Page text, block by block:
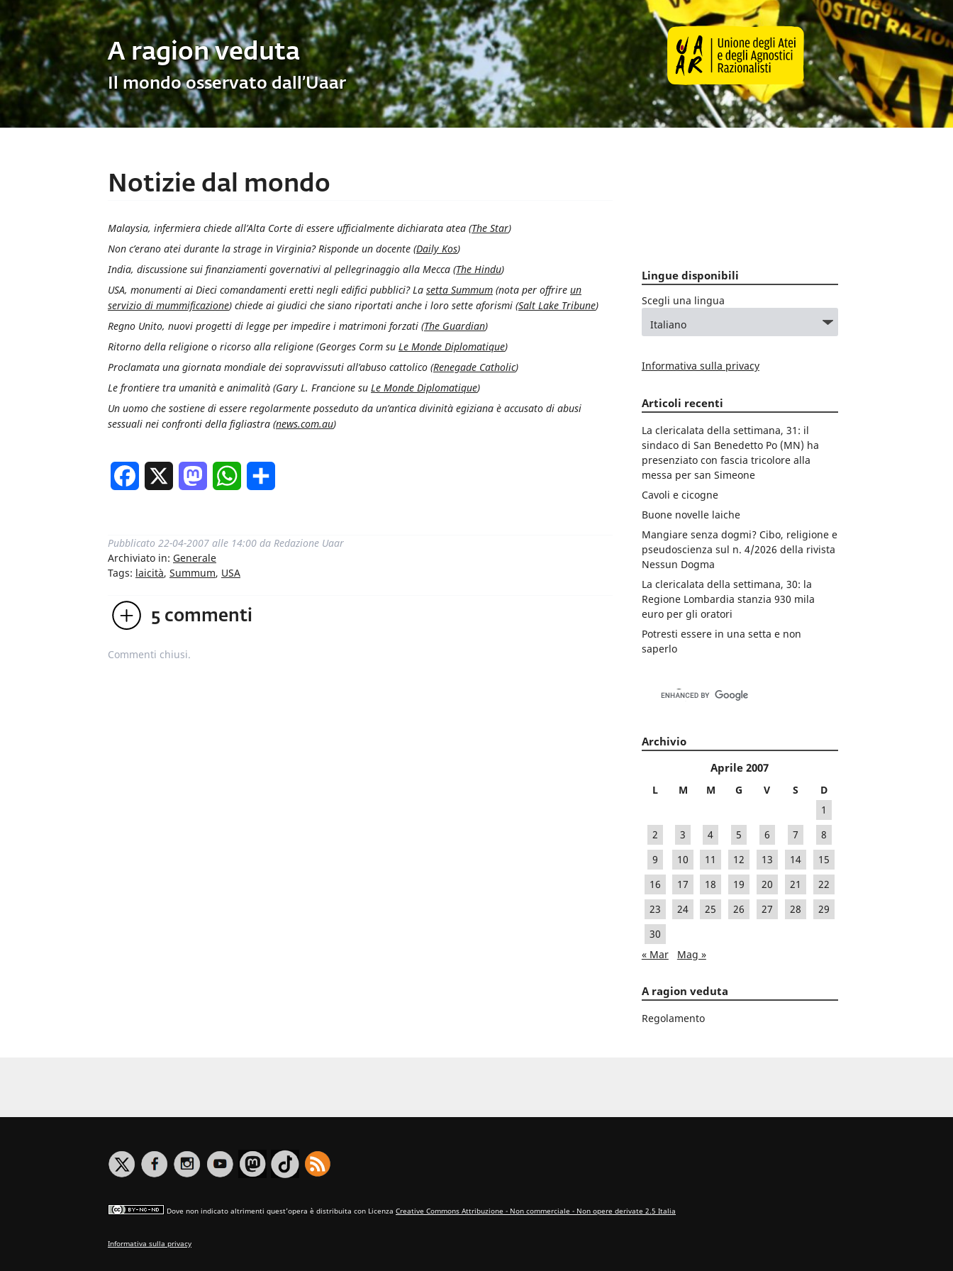
A ragion veduta
Il mondo osservato dall’Uaar
Notizie dal mondo
Malaysia, infermiera chiede all’Alta Corte di essere ufficialmente dichiarata atea (The Star)
Non c’erano atei durante la strage in Virginia? Risponde un docente (Daily Kos)
India, discussione sui finanziamenti governativi al pellegrinaggio alla Mecca (The Hindu)
USA, monumenti ai Dieci comandamenti eretti negli edifici pubblici? La setta Summum (nota per offrire un
servizio di mummificazione) chiede ai giudici che siano riportati anche i loro sette aforismi (Salt Lake Tribune)
Regno Unito, nuovi progetti di legge per impedire i matrimoni forzati (The Guardian)
Ritorno della religione o ricorso alla religione (Georges Corm su Le Monde Diplomatique)
Proclamata una giornata mondiale dei sopravvissuti all’abuso cattolico (Renegade Catholic)
Le frontiere tra umanità e animalità (Gary L. Francione su Le Monde Diplomatique)
Un uomo che sostiene di essere regolarmente posseduto da un’antica divinità egiziana è accusato di abusi
sessuali nei confronti della figliastra (news.com.au)
Facebook MastodonWhatsApp
Pubblicato 22-04-2007 alle 14:00 da Redazione Uaar
Archiviato in: Generale
Tags: laicità, Summum, USA
5 commenti
Commenti chiusi.
Lingue disponibili
Scegli una lingua
Informativa sulla privacy
Articoli recenti
La clericalata della settimana, 31: il
sindaco di San Benedetto Po (MN) ha
presenziato con fascia tricolore alla
messa per san Simeone
Cavoli e cicogne
Buone novelle laiche
Mangiare senza dogmi? Cibo, religione e
pseudoscienza sul n. 4/2026 della rivista
Nessun Dogma
La clericalata della settimana, 30: la
Regione Lombardia stanzia 930 mila
euro per gli oratori
Potresti essere in una setta e non
saperlo
Archivio
Aprile 2007
L M M G V S
D
1
2
3 4 5 6 7
8
9
10 11 12 13 14
15
16
17 18 19 20 21
22
23
24 25 26 27 28
29
30
« Mar
Mag »
A ragion veduta
Regolamento
Dove non indicato altrimenti quest’opera è distribuita con Licenza Creative Commons Attribuzione - Non commerciale - Non opere derivate 2.5 Italia
Informativa sulla privacy